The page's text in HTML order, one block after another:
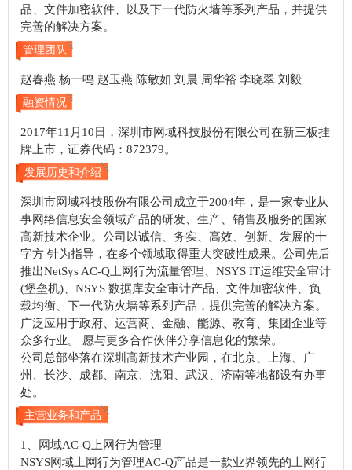
品、文件加密软件、以及下一代防火墙等系列产品，并提供
完善的解决方案。
管理团队
赵春燕 杨一鸣 赵玉燕 陈敏如 刘晨 周华裕 李晓翠 刘毅
融资情况
2017年11月10日，深圳市网域科技股份有限公司在新三板挂
牌上市，证券代码：872379。
发展历史和介绍
深圳市网域科技股份有限公司成立于2004年，是一家专业从
事网络信息安全领域产品的研发、生产、销售及服务的国家
高新技术企业。公司以诚信、务实、高效、创新、发展的十
字方 针为指导，在多个领域取得重大突破性成果。公司先后
推出NetSys AC-Q上网行为流量管理、NSYS IT运维安全审计
(堡垒机)、NSYS 数据库安全审计产品、文件加密软件、负
载均衡、下一代防火墙等系列产品，提供完善的解决方案。
广泛应用于政府、运营商、金融、能源、教育、集团企业等
众多行业。 愿与更多合作伙伴分享信息化的繁荣。
公司总部坐落在深圳高新技术产业园，在北京、上海、广
州、长沙、成都、南京、沈阳、武汉、济南等地都设有办事
处。
主营业务和产品
1、网域AC-Q上网行为管理
NSYS网域上网行为管理AC-Q产品是一款业界领先的上网行